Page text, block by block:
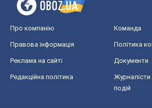
Про компанію Команда
Правова інформація Політика
Реклама на сайті Документи
Редакційна політика
Журналісти
подій